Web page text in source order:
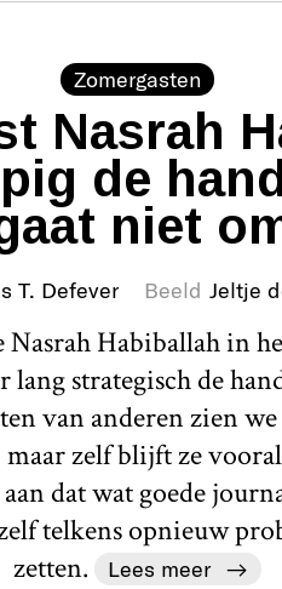
Zomergasten
Nasrah
de
niet
T. Defever Beeld Jeltje
Habiballah in
strategisch de
van anderen zien
maar zelf blijft ze
dat wat goede
telkens opnieuw
zetten.
Lees meer